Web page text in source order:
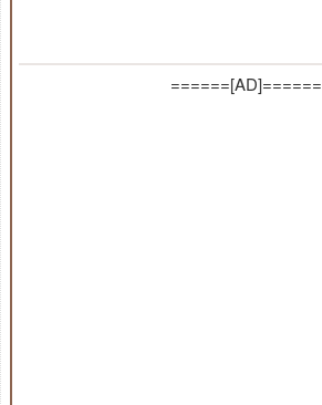
======[AD]======